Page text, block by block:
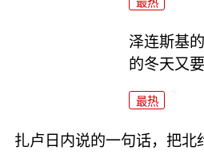
泽连斯基
的冬天又
最热
扎卢日内说的一句话，把北